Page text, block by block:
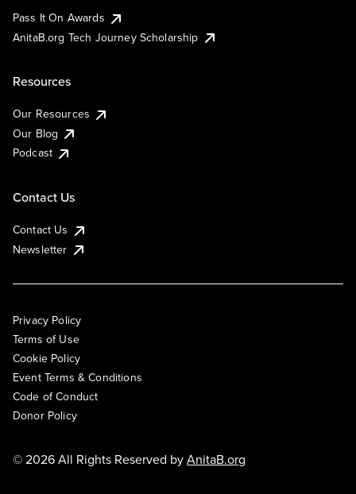
Pass It On Awards
AnitaB.org Tech Journey Scholarship
Resources
Our Resources
Our Blog
Podcast
Contact Us
Contact Us
Newsletter
Privacy Policy
Terms of Use
Cookie Policy
Event Terms & Conditions
Code of Conduct
Donor Policy
© 2026 All Rights Reserved byAnitaB.org